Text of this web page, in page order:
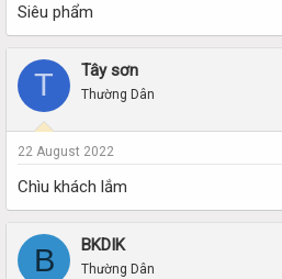
Siêu phẩm
T Tây sơn
Thường Dân
22 August 2022
Chìu khách lắm
B BKDIK
Thường Dân